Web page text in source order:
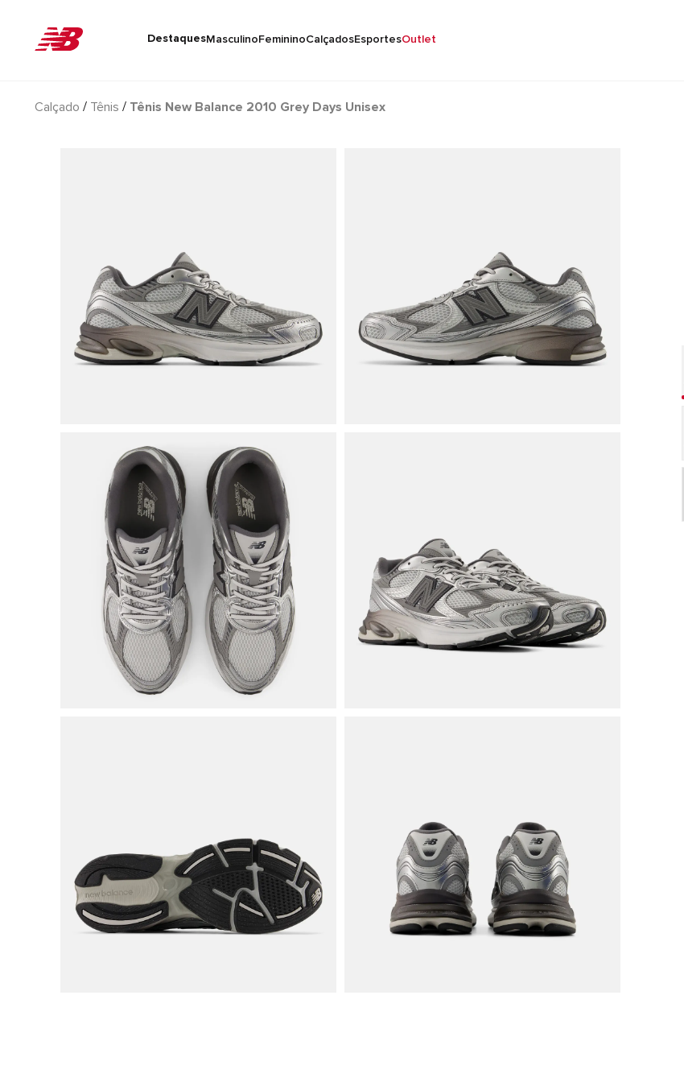
DestaquesMasculinoFemininoCalçadosEsportesOutlet
Calçado Tênis Tênis New Balance 2010 Grey Days Unisex